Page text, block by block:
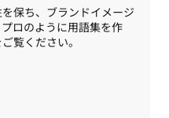
保ち、ブランドイメージ
ロのように用語集を作
覧ください。